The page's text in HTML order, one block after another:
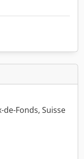
de-Fonds, Suisse